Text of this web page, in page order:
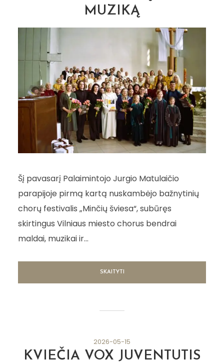
MUZIKĄ
Šį pavasarį Palaimintojo Jurgio Matulaičio
parapijoje pirmą kartą nuskambėjo bažnytinių
chorų festivalis „Minčių šviesa“, subūręs
skirtingus Vilniaus miesto chorus bendrai
maldai, muzikai ir...
SKAITYTI
2026-05-15
KVIEČIA VOX JUVENTUTIS